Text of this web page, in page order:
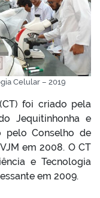
Celular – 2019
foi criado pela
Jequitinhonha e
pelo Conselho de
em 2008. O CT
e Tecnologia
em 2009.